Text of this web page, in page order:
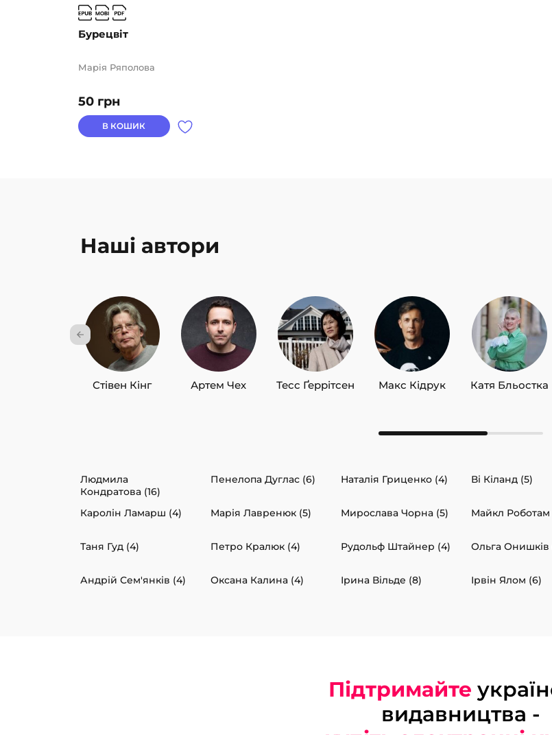
Бурецвіт
50 грн
Марія Ряполова
В КОШИК
Наші автори
Стівен Кінг Артем Чех Тесс Ґеррітсен Макс Кідрук Катя Бльостка
Людмила
Кондратова (16)
Пенелопа Дуглас (6) Наталія Гриценко (4) Ві Кіланд (5)
Каролін Ламарш (4)
Марія Лавренюк (5) Мирослава Чорна (5) Майкл Роботам
Таня Гуд (4)
Петро Кралюк (4) Рудольф Штайнер (4) Ольга Онишків
Андрій Сем'янків (4) Оксана Калина (4) Ірина Вільде (8) Ірвін Ялом (6)
Підтримайте
видавництва -